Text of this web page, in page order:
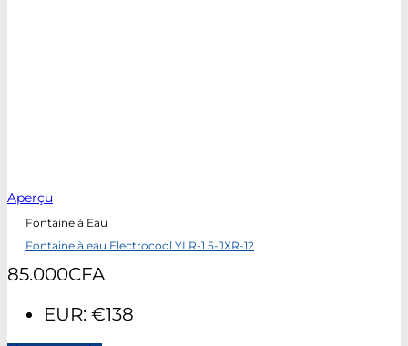
Aperçu
Fontaine à Eau
Fontaine à eau Electrocool YLR-1.5-JXR-12
85.000CFA
EUR: €138